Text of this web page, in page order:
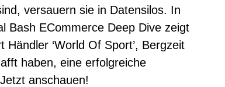
versauern sie in Datensilos. In
Bash ECommerce Deep Dive zeigt
‘World Of Sport’, Bergzeit
haben, eine erfolgreiche
anschauen!